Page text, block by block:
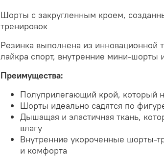
Шорты с закругленным кроем,
тренировок
Резинка выполнена из инновационной
лайкра спорт, внутренние мини-
Преимущества:
Полуприлегающий крой, который
Шорты идеально садятся по
Дышащая и эластичная ткань,
влагу
Внутренние укороченные шорты-
и комфорта